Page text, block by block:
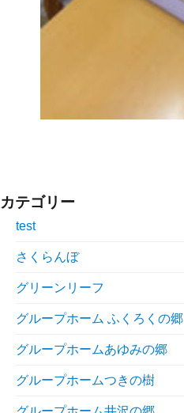
カテゴリー
test
さくらんぼ
グリーンリーフ
グループホーム ふくろくの郷
グループホームあゆみの郷
グループホームつきの樹